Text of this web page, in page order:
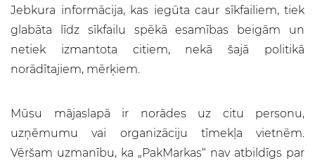
Jebkura informācija, kas iegūta caur sīkfailiem, tiek
glabāta līdz sīkfailu spēkā esamības beigām un
netiek izmantota citiem, nekā šajā politikā
norādītajiem, mērķiem.
Mūsu mājaslapā ir norādes uz citu personu,
uzņēmumu vai organizāciju tīmekļa vietnēm.
Vēršam uzmanību, ka „PakMarkas“ nav atbildīgs par